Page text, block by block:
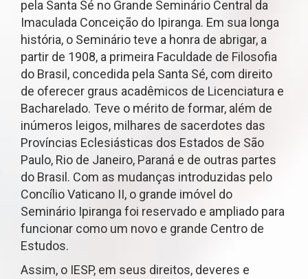
pela Santa Sé no Grande Seminário Central da
Imaculada Conceição do Ipiranga. Em sua longa
história, o Seminário teve a honra de abrigar, a
partir de 1908, a primeira Faculdade de Filosofia
do Brasil, concedida pela Santa Sé, com direito
de oferecer graus acadêmicos de Licenciatura e
Bacharelado. Teve o mérito de formar, além de
inúmeros leigos, milhares de sacerdotes das
Províncias Eclesiásticas dos Estados de São
Paulo, Rio de Janeiro, Paraná e de outras partes
do Brasil. Com as mudanças introduzidas pelo
Concílio Vaticano II, o grande imóvel do
Seminário Ipiranga foi reservado e ampliado para
funcionar como um novo e grande Centro de
Estudos.
Assim, o IESP, em seus direitos, deveres e